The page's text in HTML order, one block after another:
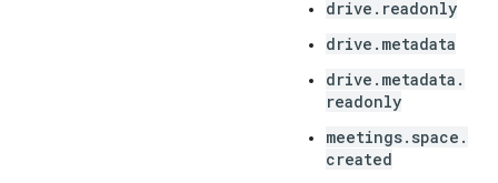
drive.readonly
drive.metadata
drive.metadata.
readonly
meetings.space.
created